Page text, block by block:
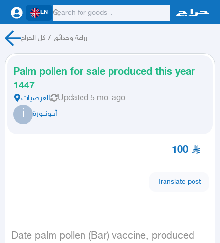
EN
كل الحراج / زراعة وحدائق
Palm pollen for sale produced this year
1447
العرضيات Updated 5 mo. ago
أ أبــونــورة
100
Translate post
Date palm pollen (Bar) vaccine, produced